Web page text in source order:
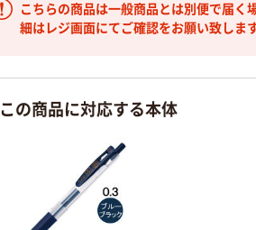
こちらの商品は一般商品とは別便で届く
細はレジ画面にてご確認をお願い致します
この商品に対応する本体